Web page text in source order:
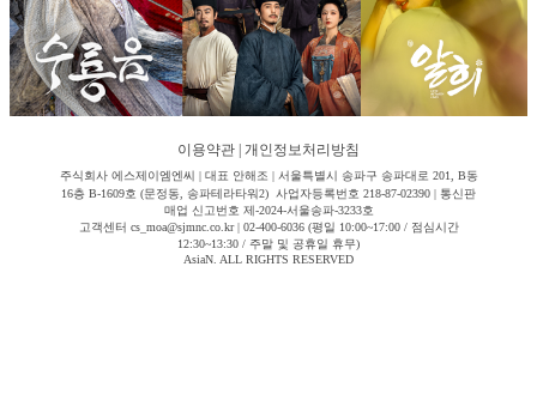
이용약관 개인정보처리방침
주식회사 에스제이엠엔씨 | 대표 안해조 | 서울특별시 송파구 송파대로 201, B동
16층 B-1609호 (문정동, 송파테라타워2) 사업자등록번호 218-87-02390 | 통신판
매업 신고번호 제-2024-서울송파-3233호
고객센터 cs_moa@sjmnc.co.kr | 02-400-6036 (평일 10:00~17:00 / 점심시간
12:30~13:30 / 주말 및 공휴일 휴무)
AsiaN. ALL RIGHTS RESERVED